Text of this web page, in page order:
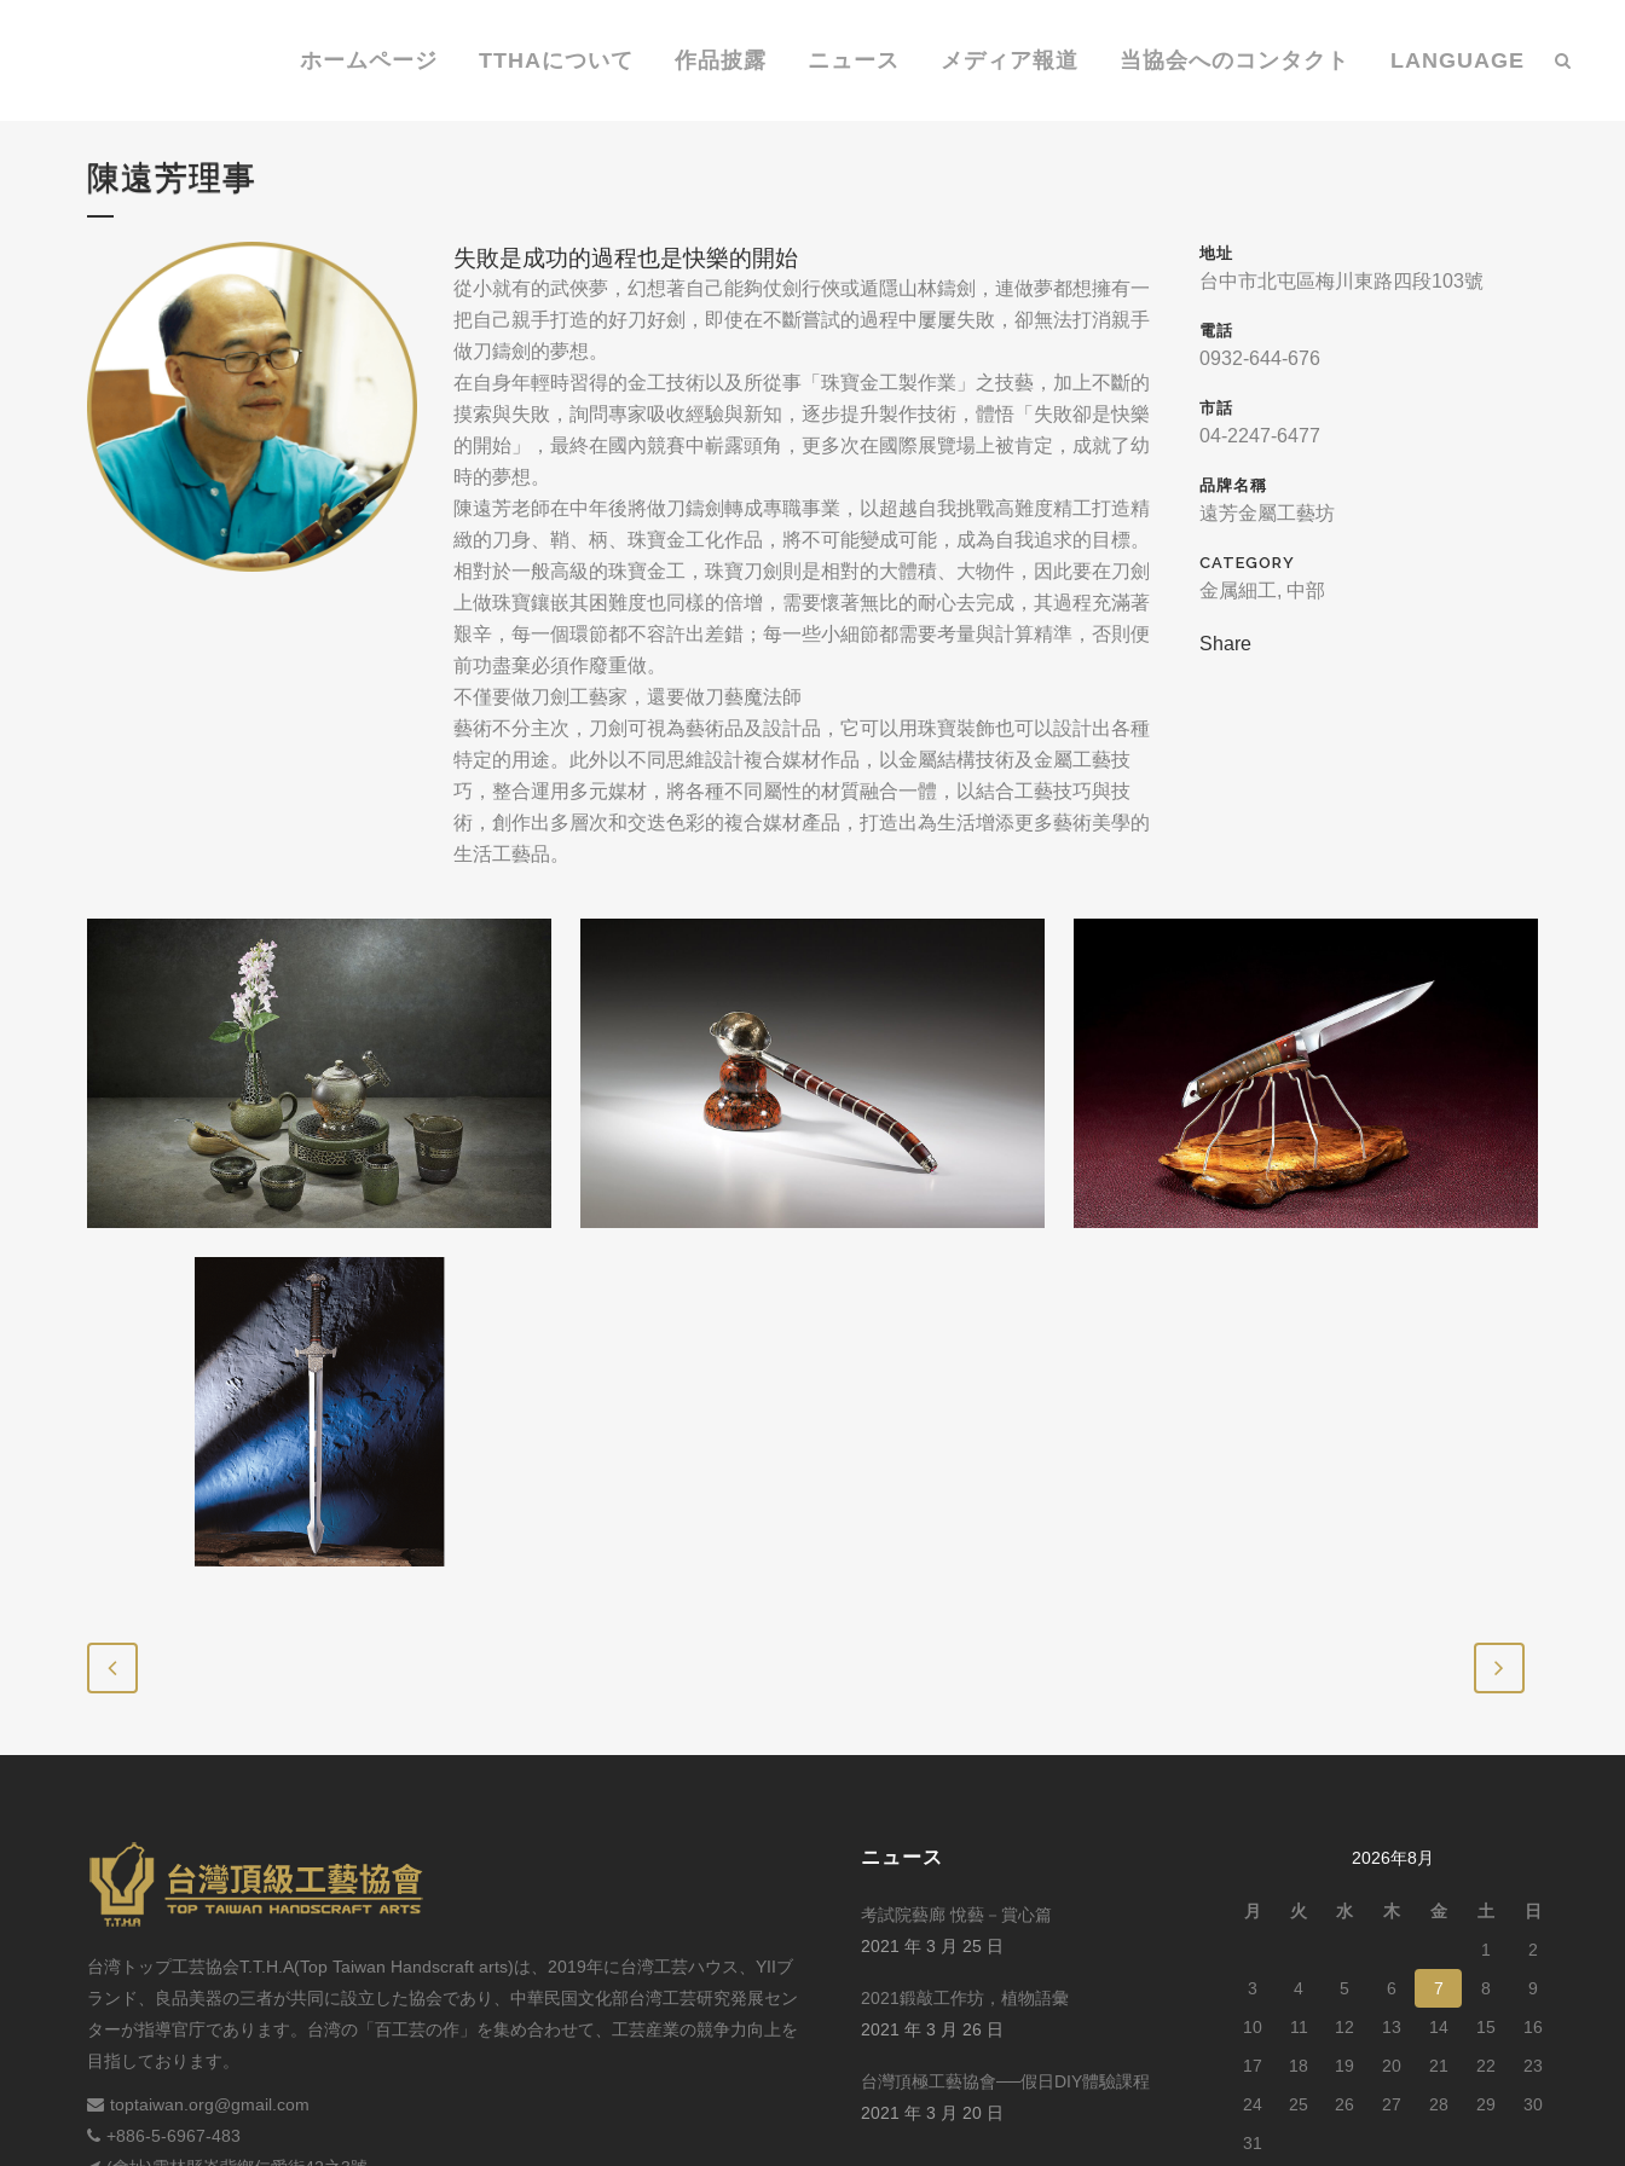
ホームページ TTHAについて 作品披露 ニュース メディア報道 当協会へのコンタクト LANGUAGE
陳遠芳理事
失敗是成功的過程也是快樂的開始
從小就有的武俠夢，幻想著自己能夠仗劍行俠或遁隱山林鑄劍，連做夢都想擁有一
把自己親手打造的好刀好劍，即使在不斷嘗試的過程中屢屢失敗，卻無法打消親手
做刀鑄劍的夢想。
在自身年輕時習得的金工技術以及所從事「珠寶金工製作業」之技藝，加上不斷的
摸索與失敗，詢問專家吸收經驗與新知，逐步提升製作技術，體悟「失敗卻是快樂
的開始」，最終在國內競賽中嶄露頭角，更多次在國際展覽場上被肯定，成就了幼
時的夢想。
陳遠芳老師在中年後將做刀鑄劍轉成專職事業，以超越自我挑戰高難度精工打造精
緻的刀身、鞘、柄、珠寶金工化作品，將不可能變成可能，成為自我追求的目標。
相對於一般高級的珠寶金工，珠寶刀劍則是相對的大體積、大物件，因此要在刀劍
上做珠寶鑲嵌其困難度也同樣的倍增，需要懷著無比的耐心去完成，其過程充滿著
艱辛，每一個環節都不容許出差錯；每一些小細節都需要考量與計算精準，否則便
前功盡棄必須作廢重做。
不僅要做刀劍工藝家，還要做刀藝魔法師
藝術不分主次，刀劍可視為藝術品及設計品，它可以用珠寶裝飾也可以設計出各種
特定的用途。此外以不同思維設計複合媒材作品，以金屬結構技術及金屬工藝技
巧，整合運用多元媒材，將各種不同屬性的材質融合一體，以結合工藝技巧與技
術，創作出多層次和交迭色彩的複合媒材產品，打造出為生活增添更多藝術美學的
生活工藝品。
地址
台中市北屯區梅川東路四段103號
電話
0932-644-676
市話
04-2247-6477
品牌名稱
遠芳金屬工藝坊
CATEGORY
金属細工, 中部
Share
台湾トップ工芸協会T.T.H.A(Top Taiwan Handscraft arts)は、2019年に台湾工芸ハウス、YIIブ
ランド、良品美器の三者が共同に設立した協会であり、中華民国文化部台湾工芸研究発展セン
ターが指導官庁であります。台湾の「百工芸の作」を集め合わせて、工芸産業の競争力向上を
目指しております。
toptaiwan.org@gmail.com
+886-5-6967-483
ニュース
考試院藝廊 悅藝－賞心篇
2021 年 3 月 25 日
2021鍛敲工作坊，植物語彙
2021 年 3 月 26 日
台灣頂極工藝協會──假日DIY體驗課程
2021 年 3 月 20 日
2026年8月
月 火 水 木 金 土
日
1
2
3
4 5 6 7 8
9
10
11 12 13 14 15
16
17
18 19 20 21 22
23
24
25 26 27 28 29
30
31